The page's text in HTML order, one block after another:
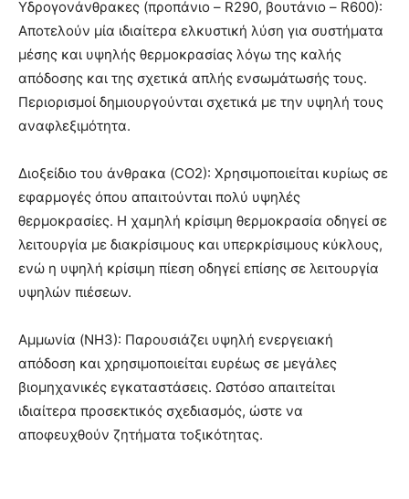
Υδρογονάνθρακες (προπάνιο – R290, βουτάνιο – R600):
Αποτελούν μία ιδιαίτερα ελκυστική λύση για συστήματα
μέσης και υψηλής θερμοκρασίας λόγω της καλής
απόδοσης και της σχετικά απλής ενσωμάτωσής τους.
Περιορισμοί δημιουργούνται σχετικά με την υψηλή τους
αναφλεξιμότητα.
Διοξείδιο του άνθρακα (CO2): Χρησιμοποιείται κυρίως σε
εφαρμογές όπου απαιτούνται πολύ υψηλές
θερμοκρασίες. Η χαμηλή κρίσιμη θερμοκρασία οδηγεί σε
λειτουργία με διακρίσιμους και υπερκρίσιμους κύκλους,
ενώ η υψηλή κρίσιμη πίεση οδηγεί επίσης σε λειτουργία
υψηλών πιέσεων.
Αμμωνία (NH3): Παρουσιάζει υψηλή ενεργειακή
απόδοση και χρησιμοποιείται ευρέως σε μεγάλες
βιομηχανικές εγκαταστάσεις. Ωστόσο απαιτείται
ιδιαίτερα προσεκτικός σχεδιασμός, ώστε να
αποφευχθούν ζητήματα τοξικότητας.